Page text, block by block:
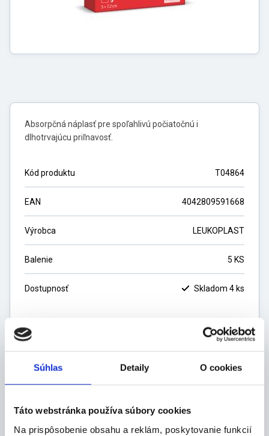
Súhlas Detaily O cookies
Táto webstránka používa súbory cookies
Na prispôsobenie obsahu a reklám, poskytovanie funkcií
Absorpčná náplasť pre spoľahlivú počiatočnú i
dlhotrvajúcu priľnavosť.
Kód produktu T04864
EAN 4042809591668
Výrobca LEUKOPLAST
Balenie 5 KS
Dostupnosť Skladom 4 ks
3,20
ks
DO KOŠÍKA